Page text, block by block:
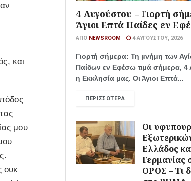
και
μου
ουκ
4 Αυγούστου – Γιορτή
Άγιοι Επτά Παίδες εν
ΑΠΌ NEWSROOM 4 ΑΥΓΟΎΣΤΟΥ, 2026
Γιορτή σήμερα: Τη μνήμη των
Παίδων εν Εφέσω τιμά σήμερα, 4
η Εκκλησία μας. Οι Άγιοι Επτά...
ΠΕΡΙΣΣΌΤΕΡΑ
Οι
Ελλάδος
Γερμανίας
ΟΡΟΣ – Τι